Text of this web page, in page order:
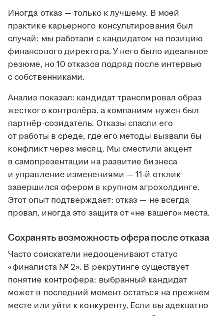
Иногда отказ — только к лучшему. В моей
практике карьерного консультирования был
случай: мы работали с кандидатом на позицию
финансового директора. У него было идеальное
резюме, но 10 отказов подряд после интервью
с собственниками.
Анализ показал: кандидат транслировал образ
жесткого контролёра, а компаниям нужен был
партнёр-созидатель. Отказы спасли его
от работы в среде, где его методы вызвали бы
конфликт через месяц. Мы сместили акцент
в самопрезентации на развитие бизнеса
и управление изменениями — 11-й отклик
завершился офером в крупном агрохолдинге.
Этот опыт подтверждает: отказ — не всегда
провал, иногда это защита от «не вашего» места.
Сохранять возможность офера после отказа
Часто соискатели недооценивают статус
«финалиста № 2». В рекрутинге существует
понятие контрофера: выбранный кандидат
может в последний момент остаться на прежнем
месте или уйти к конкуренту. Если вы адекватно